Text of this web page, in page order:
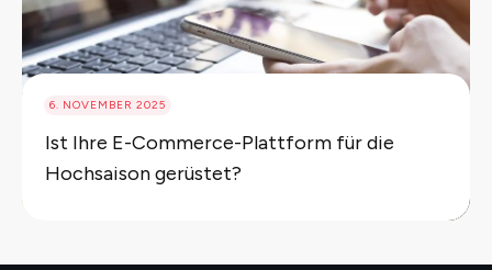
6. NOVEMBER 2025
Ist Ihre E-Commerce-Plattform für die
Hochsaison gerüstet?